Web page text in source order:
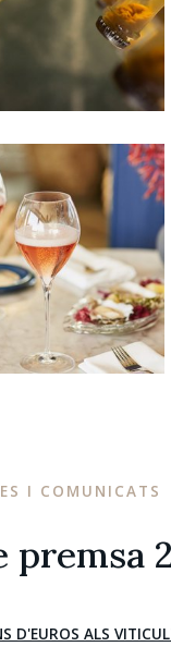
I COMUNICATS
premsa
D'EUROS ALS